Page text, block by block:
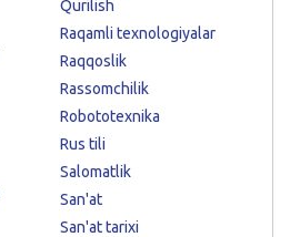
Qurilish
Raqamli texnologiyalar
Raqqoslik
Rassomchilik
Robototexnika
Rus tili
Salomatlik
San'at
San'at tarixi